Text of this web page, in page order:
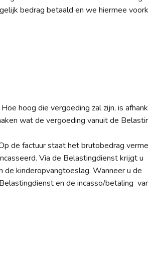
bedrag betaald en we hiermee
hoog die vergoeding zal zijn, is
wat de vergoeding vanuit de
de factuur staat het brutobedrag
Via de Belastingdienst krijgt u
de kinderopvangtoeslag. Wanneer u de
en de incasso/betaling